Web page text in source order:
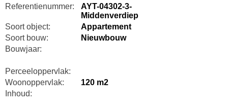
Referentienummer:
AYT-04302-3-
Middenverdiep
Soort object:
Appartement
Soort bouw:
Nieuwbouw
Bouwjaar:
Perceeloppervlak:
Woonoppervlak:
120 m2
Inhoud: